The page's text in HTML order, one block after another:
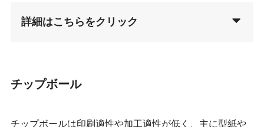
詳細はこちらをクリック
チップボール
チップボールは印刷適性や加工適性が低く、主に型紙や